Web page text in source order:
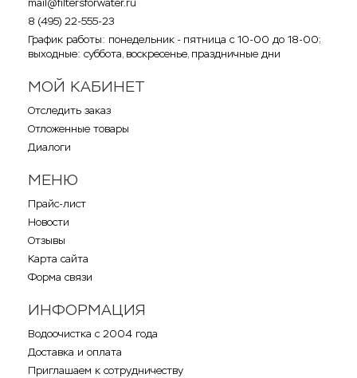
8 (495) 22-555-23
График работы: понедельник - пятница с 10-00 до 18-00;
выходные: суббота, воскресенье, праздничные дни
МОЙ КАБИНЕТ
Отследить заказ
Отложенные товары
Диалоги
МЕНЮ
Прайс-лист
Новости
Отзывы
Карта сайта
Форма связи
ИНФОРМАЦИЯ
Водоочистка с 2004 года
Доставка и оплата
Приглашаем к сотрудничеству